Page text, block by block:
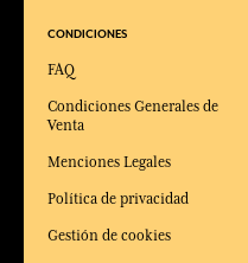
CONDICIONES
FAQ
Condiciones Generales de
Venta
Menciones Legales
Política de privacidad
Gestión de cookies